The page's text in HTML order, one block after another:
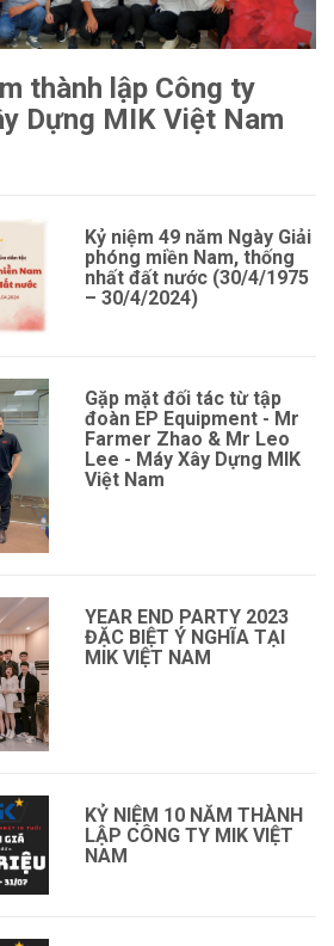
thành lập Công ty
Dựng MIK Việt Nam
Kỷ niệm 49 năm Ngày Giải
phóng miền Nam, thống
nhất đất nước (30/4/1975
– 30/4/2024)
Gặp mặt đối tác từ tập
đoàn EP Equipment - Mr
Farmer Zhao & Mr Leo
Lee - Máy Xây Dựng MIK
Việt Nam
YEAR END PARTY 2023
ĐẶC BIỆT Ý NGHĨA TẠI
MIK VIỆT NAM
KỶ NIỆM 10 NĂM THÀNH
LẬP CÔNG TY MIK VIỆT
NAM